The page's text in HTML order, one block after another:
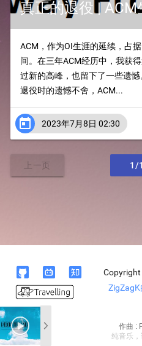
真正的退役 |
ACM，作为OI生涯的延续，占
间。在三年ACM经历中，我获
过新的高峰，也留下了一些遗
退役时的遗憾不舍，ACM...
 2023年7月8日 02:30
上一页 1/1
作曲 :
纯音乐
  